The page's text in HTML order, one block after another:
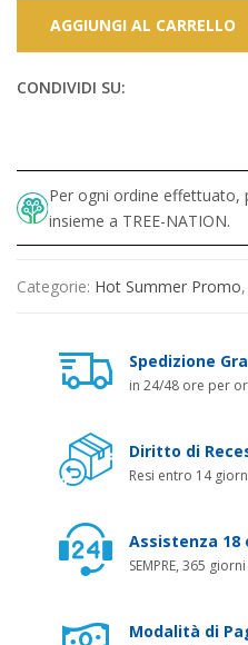
AGGIUNGI AL CARRELLO
CONDIVIDI SU:
Per ogni ordine effettuato,
insieme a TREE-NATION.
Categorie: Hot Summer Promo,
Spedizione
in 24/48 ore per
Diritto di
Resi entro 14
Assistenza 18
SEMPRE, 365 giorni
Modalità di